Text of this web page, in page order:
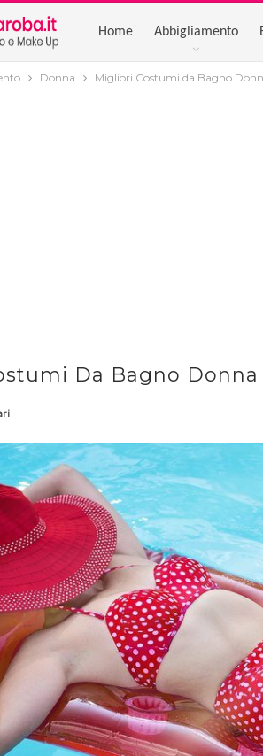
Home Abbigliamento
Donna Migliori Costumi da Bagno
Da Bagno Donna